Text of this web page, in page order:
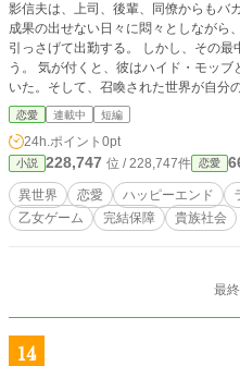
影信夫は、上司、後輩、同僚からもバ
成果の出せない日々に悶々としながら
引っさげて出勤する。 しかし、その
う。 気が付くと、彼はハイド・モッ
いた。そして、召喚された世界が自分
気が付く。 しかし、ゲームでハイドは
実の世界に帰還する為、手がかりを探
ャラであるイザベル・ド・クレアと親
とになってしまう。しかし、イザベル
り、最後は破滅してしまうという運命
に、原作どおりに彼女が告白に失敗す
と接するにつれてそのひたむきさと真
作る為に自分が作ったゲーム展開を破
恋愛 連載中 短編
24h.ポイント 0pt
小説 228,747 位 / 228,747件 恋愛
異世界 恋愛 ハッピーエンド
乙女ゲーム
完結保障 貴族社会
最
14